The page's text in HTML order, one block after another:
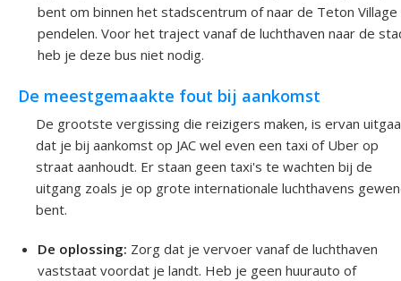
bent om binnen het stadscentrum of naar de Teton
pendelen. Voor het traject vanaf de luchthaven naar de
heb je deze bus niet nodig.
De meestgemaakte fout bij aankomst
De grootste vergissing die reizigers maken, is ervan
dat je bij aankomst op JAC wel even een taxi of Uber op
straat aanhoudt. Er staan geen taxi's te wachten bij de
uitgang zoals je op grote internationale luchthavens
bent.
De oplossing: Zorg dat je vervoer vanaf de luchthaven
vaststaat voordat je landt. Heb je geen huurauto of